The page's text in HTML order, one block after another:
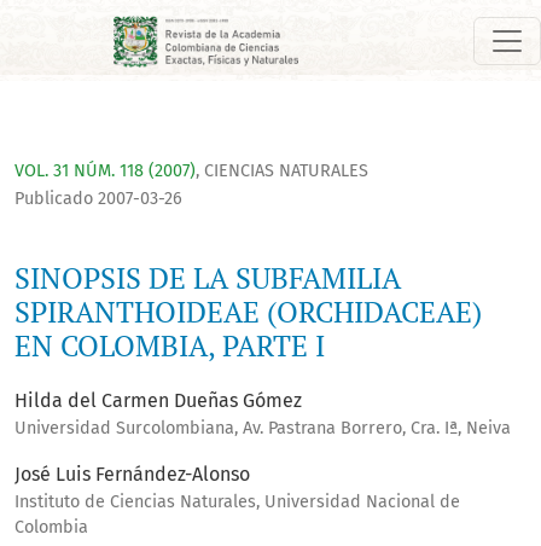
SINOPSIS DE LA SUBFAMILIA SPIRANTHOIDEAE
VOL. 31 NÚM. 118 (2007), CIENCIAS NATURALES
SINOPSIS DE LA SUBFAMILIA
SPIRANTHOIDEAE (ORCHIDACEAE)
EN COLOMBIA, PARTE I
Publicado 2007-03-26
Hilda del Carmen Dueñas Gómez
Universidad Surcolombiana, Av. Pastrana Borrero, Cra. Iª, Neiva
José Luis Fernández-Alonso
Instituto de Ciencias Naturales, Universidad Nacional de
Colombia